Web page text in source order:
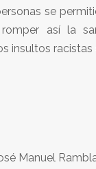
se
así la
insultos racistas
Manuel